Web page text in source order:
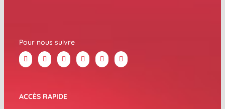
Pour nous suivre
ACCÈS RAPIDE